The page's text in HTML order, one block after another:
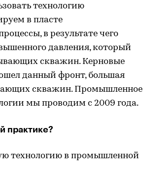
технологию
в пласте
в результате чего
давления, который
скважин. Керновые
данный фронт, большая
скважин. Промышленное
мы проводим с 2009 года.
практике?
технологию в промышленной